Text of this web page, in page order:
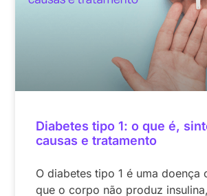
Diabetes tipo 1: o que é,
causas e tratamento
O diabetes tipo 1 é uma doença
que o corpo não produz